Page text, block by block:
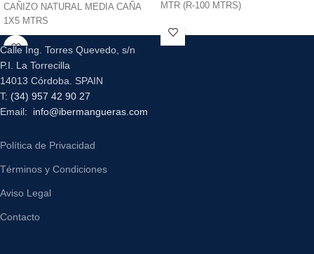
CAÑIZO NATURAL MEDIA CAÑA
1X5 MTRS
MTR (R-100 MTRS)
Calle Ing. Torres Quevedo, s/n
P.I. La Torrecilla
14013 Córdoba. SPAIN
T: (34) 957 42 90 27
Email: info@ibermangueras.com
Política de Privacidad
Términos y Condiciones
Aviso Legal
Contacto